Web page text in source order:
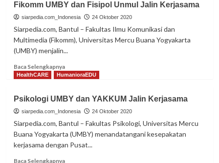
U-
16
Sesuaikan
Pola
Makan
di
Tengah
Fikomm UMBY dan Fisipol Unmul Jalin Kerjasama
siarpedia.com_Indonesia 24 Oktober 2020
Siarpedia.com, Bantul – Fakultas Ilmu Komunikasi dan
Multimedia (Fikomm), Universitas Mercu Buana Yogyakarta
(UMBY) menjalin...
Baca SelengkapnyaRead
more
UMBY
dan
Fisipol
Unmul
Jalin
Kerjasama
HealthCARE HumanioraEDU
Psikologi UMBY dan YAKKUM Jalin Kerjasama
siarpedia.com_Indonesia 24 Oktober 2020
Siarpedia.com, Bantul – Fakultas Psikologi, Universitas Mercu
Buana Yogyakarta (UMBY) menandatangani kesepakatan
kerjasama dengan Pusat...
Baca SelengkapnyaRead